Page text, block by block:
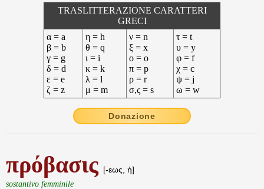
TRASLITTERAZIONE CARATTERI
GRECI
α = a
β = b
γ = g
δ = d
ε = e
ζ = z
η = h
θ = q
ι = i
κ = k
λ = l
μ = m
ν = n
ξ = x
ο = o
π = p
ρ = r
σ,ς = s
τ = t
υ = y
φ = f
χ = c
ψ = j
ω = w
Donazione
πρόβασις [-εως, ἡ]
sostantivo femminile